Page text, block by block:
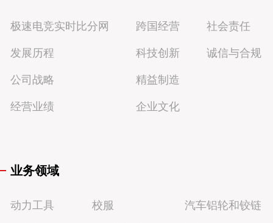
极速电竞实时比分网
发展历程
公司战略
经营业绩
跨国经营
科技创新
精益制造
企业文化
社会责任
诚信与合规
业务领域
动力工具 校服 汽车铝轮和铰链